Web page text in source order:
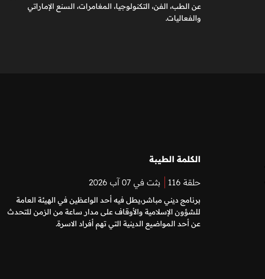
عن الطب، الفن، التكنولوجيا، المغامرات، السنع الإماراتي
والفعاليات.
الكلمة الطيبة
حلقة 116 بثت في 07 آب 2026
برنامج ديني مباشر،يطل فيه أحد الواعظين في الهيئة العامة
للشؤون الإسلامية والأوقاف على مدار ساعة من الزمن للتحدث
عن أحد المواضيع الدينية التي تهم أفراد الاسرة.